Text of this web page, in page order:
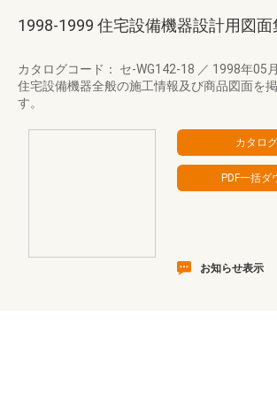
1998-1999 住宅設備機器設計用図面
カタログコード： セ-WG142-18 ／ 1998年05月
住宅設備機器全般の施工情報及び商品図面を
す。
お知らせ表示